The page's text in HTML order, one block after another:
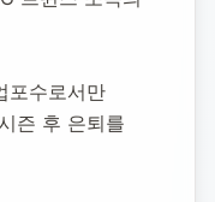
32,570
포수로서만
즌 후 은퇴를